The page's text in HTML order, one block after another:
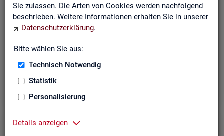
Sie zulassen. Die Arten von Cookies werden nachfolgend
beschrieben. Weitere Informationen erhalten Sie in unserer
Datenschutzerklärung.
Bitte wählen Sie aus:
Technisch Notwendig
Statistik
Personalisierung
Details anzeigen
Rund­schau Ar­beits­markt